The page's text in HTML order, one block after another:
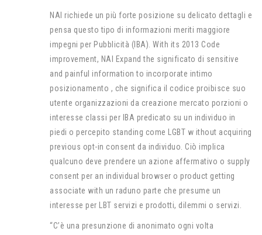
NAI richiede un più forte posizione su delicato dettagli e
pensa questo tipo di informazioni meriti maggiore
impegni per Pubblicità (IBA). With its 2013 Code
improvement, NAI Expand the significato di sensitive
and painful information to incorporate intimo
posizionamento , che significa il codice proibisce suo
utente organizzazioni da creazione mercato porzioni o
interesse classi per IBA predicato su un individuo in
piedi o percepito standing come LGBT w ithout acquiring
previous opt-in consent da individuo. Ciò implica
qualcuno deve prendere un azione affermativo o supply
consent per an individual browser o product getting
associate with un raduno parte che presume un
interesse per LBT servizi e prodotti, dilemmi o servizi.
“C’è una presunzione di anonimato ogni volta